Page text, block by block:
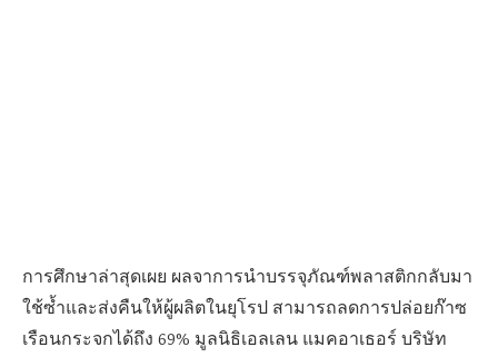
การศึกษาล่าสุดเผย ผลจาการนำบรรจุภัณฑ์พลาสติกกลับมา
ใช้ซ้ำและส่งคืนให้ผู้ผลิตในยุโรป สามารถลดการปล่อยก๊าซ
เรือนกระจกได้ถึง 69% มูลนิธิเอลเลน แมคอาเธอร์ บริษัท